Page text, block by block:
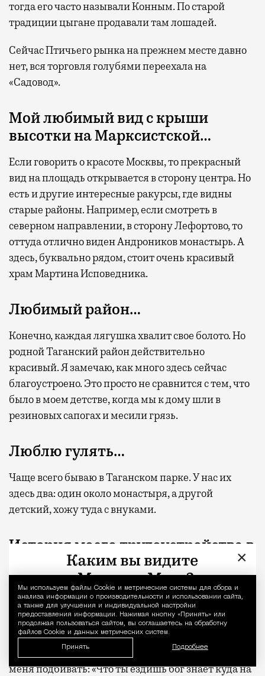
Уведомление
Мы используем файлы Сookie и метрические системы для сбора и
анализа информации о производительности и использовании сайта,
а также для улучшения и индивидуальной настройки
предоставления информации. Нажимая кнопку «Принять» или
продолжая пользоваться сайтом, вы соглашаетесь на обработку
файлов Cookie и данных метрических систем.
Принять Подробнее
тогда его часто называли Конным. По старой
традиции цыгане продавали там лошадей.
Сейчас Птичьего рынка на прежнем месте давно
нет, вся торговля голубями переехала на
«Садовод».
Мой любимый вид с крыши
высотки на Марксистской…
Если говорить о красоте Москвы, то прекрасный
вид на площадь открывается в сторону центра. Но
есть и другие интересные ракурсы, где видны
старые районы. Например, если смотреть в
северном направлении, в сторону Лефортово, то
оттуда отлично виден Андроников монастырь. А
здесь, буквально рядом, стоит очень красивый
храм Мартина Исповедника.
Любимый район…
Конечно, каждая лягушка хвалит свое болото. Но
родной Таганский район действительно
красивый. Я замечаю, как много здесь сейчас
благоустроено. Это просто не сравнится с тем, что
было в моем детстве, когда мы к дому шли в
резиновых сапогах и месили грязь.
Люблю гулять…
Чаще всего бываю в Таганском парке. У нас их
здесь два: один около монастыря, а другой
детский, хожу туда с внуками.
История моего трудоустройства в
театр на Таганке…
Все решило совпадение: когда я получил квартиру
в доме у Таганской площади, оказалось, что в
театре напротив уже работают мои знакомые
голубятники. В то время я работал в
вычислительном центре МАИ. Приятели начали
меня подбивать: «Что ты ездишь бог знает куда на
×